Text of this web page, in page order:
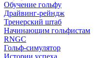
Обучение гольфу
Драйвинг-рейндж
Тренерский штаб
Начинающим гольфистам
RNGC
Гольф-симулятор
Истории успеха